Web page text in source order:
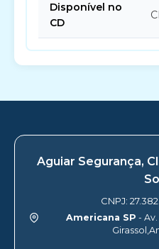
Disponível no
CD
Aguiar Segurança,
CNPJ:
Americana SP -